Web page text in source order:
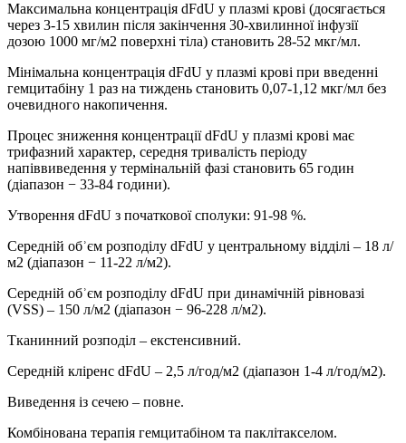
Максимальна концентрація dFdU у плазмі крові (досягається
через 3-15 хвилин після закінчення 30-хвилинної інфузії
дозою 1000 мг/м2 поверхні тіла) становить 28-52 мкг/мл.
Мінімальна концентрація dFdU у плазмі крові при введенні
гемцитабіну 1 раз на тиждень становить 0,07-1,12 мкг/мл без
очевидного накопичення.
Процес зниження концентрації dFdU у плазмі крові має
трифазний характер, середня тривалість періоду
напіввиведення у термінальній фазі становить 65 годин
(діапазон − 33-84 години).
Утворення dFdU з початкової сполуки: 91-98 %.
Середній обʾєм розподілу dFdU у центральному відділі – 18 л/
м2 (діапазон − 11-22 л/м2).
Середній обʾєм розподілу dFdU при динамічній рівновазі
(VSS) – 150 л/м2 (діапазон − 96-228 л/м2).
Тканинний розподіл – екстенсивний.
Середній кліренс dFdU – 2,5 л/год/м2 (діапазон 1-4 л/год/м2).
Виведення із сечею – повне.
Комбінована терапія гемцитабіном та паклітакселом.